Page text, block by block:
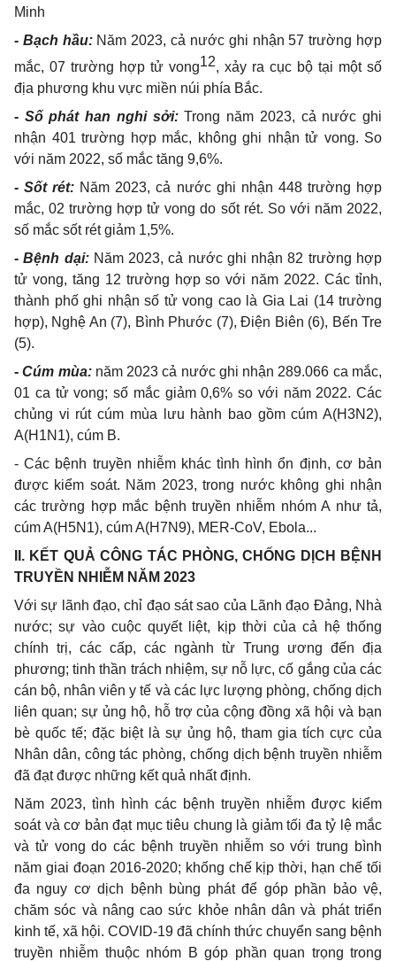
Minh
- Bạch hầu:Năm 2023, cả nước ghi nhận 57 trường hợp
mắc, 07 trường hợp tử vong12, xảy ra cục bộ tại một số
địa phương khu vực miền núi phía Bắc.
- Số phát han nghi sởi:Trong năm 2023, cả nước ghi
nhận 401 trường hợp mắc, không ghi nhận tử vong. So
với năm 2022, số mắc tăng 9,6%.
-Sốt rét: Năm 2023, cả nước ghi nhận 448 trường hợp
mắc, 02 trường hợp tử vong do sốt rét. So với năm 2022,
số mắc sốt rét giảm 1,5%.
-Bệnh dại:Năm 2023, cả nước ghi nhận 82 trường hợp
tử vong, tăng 12 trường hợp so với năm 2022. Các tỉnh,
thành phố ghi nhận số tử vong cao là Gia Lai (14 trường
hợp), Nghệ An (7), Bình Phước (7), Điện Biên (6), Bến Tre
(5).
-Cúm mùa:năm 2023 cả nước ghi nhận 289.066 ca mắc,
01 ca tử vong; số mắc giảm 0,6% so với năm 2022. Các
chủng vi rút cúm mùa lưu hành bao gồm cúm A(H3N2),
A(H1N1), cúm B.
-Các bệnh truyền nhiễm khác tình hình ổn định, cơ bản
được kiểm soát. Năm 2023, trong nước không ghi nhận
các trường hợp mắc bệnh truyền nhiễm nhóm A như tả,
cúm A(H5N1), cúmA(H7N9), MER-CoV, Ebola...
II. K ẾT QUẢ CÔNG TÁC PHÒNG, CHỐNG DỊCH BỆNH
TRUYỀ N NHIỄM NĂM 2023
Với sự lãnh đạo, chỉ đạo sát sao của Lãnhđạo Đảng, Nhà
nước; sự vào cuộc quyết liệt, kịp thời của cả hệ thống
chính trị, các cấp, các ngành từ Trung ương đến địa
phương; tinh thần trách nhiệm, sự nỗ lực,cố gắng của các
cán bộ, nhân viên y tế và các lực lượng phòng, chống dịch
liên quan; sự ủng hộ, hỗ trợ của cộng đồng xã hội và bạn
bè quốc tế; đặc biệt là sự ủng hộ, tham gia tích cực của
Nhân dân, công tác phòng, chống dịch bệnh truyền nhiễm
đã đạt được những kết quả nhất định.
Năm 2023, tình hình các bệnh truyền nhiễm được kiểm
soát và cơ bản đạt mục tiêu chung là giảm tối đa tỷ lệ mắc
và tử vong do các bệnh truyền nhiễm so với trung bình
năm giai đoạn 2016-2020; khống chế kịp thời, hạn chế tối
đa nguy cơ dịch bệnh bùng phát để góp phần bảo vệ,
chăm sóc và nâng cao sức khỏe nhân dân và phát triển
kinh tế, xã hội. COVID-19 đã chính thức chuyển sang bệnh
truyền nhiễm thuộc nhóm B góp phần quan trọng trong